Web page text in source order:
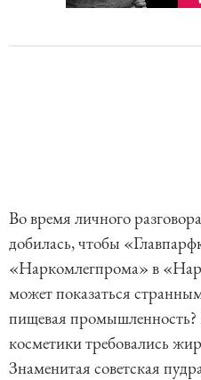
Во время личного
добилась, чтобы
«Наркомлегпрома» в
может показаться
пищевая промышленность?
косметики требовались
Знаменитая советская